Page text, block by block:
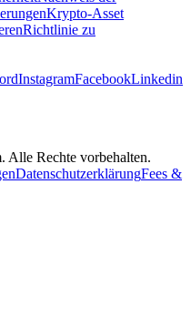
Krypto-Asset
Richtlinie zu
InstagramFacebookLinkedin
Rechte vorbehalten.
DatenschutzerklärungFees &